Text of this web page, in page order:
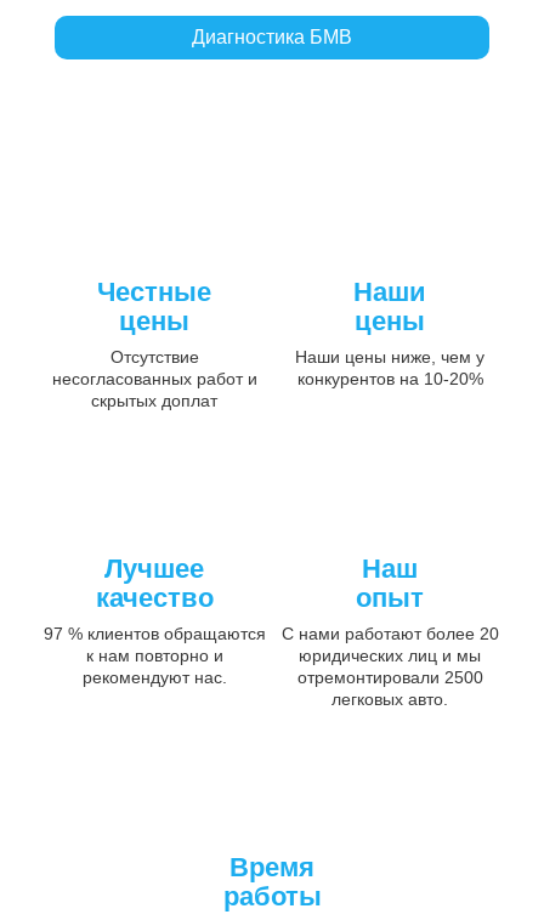
Диагностика БМВ
Честные
цены
Отсутствие
несогласованных работ и
скрытых доплат
Наши
цены
Наши цены ниже, чем у
конкурентов на 10-20%
Лучшее
качество
97 % клиентов обращаются
к нам повторно и
рекомендуют нас.
Наш
опыт
С нами работают более 20
юридических лиц и мы
отремонтировали 2500
легковых авто.
Время
работы